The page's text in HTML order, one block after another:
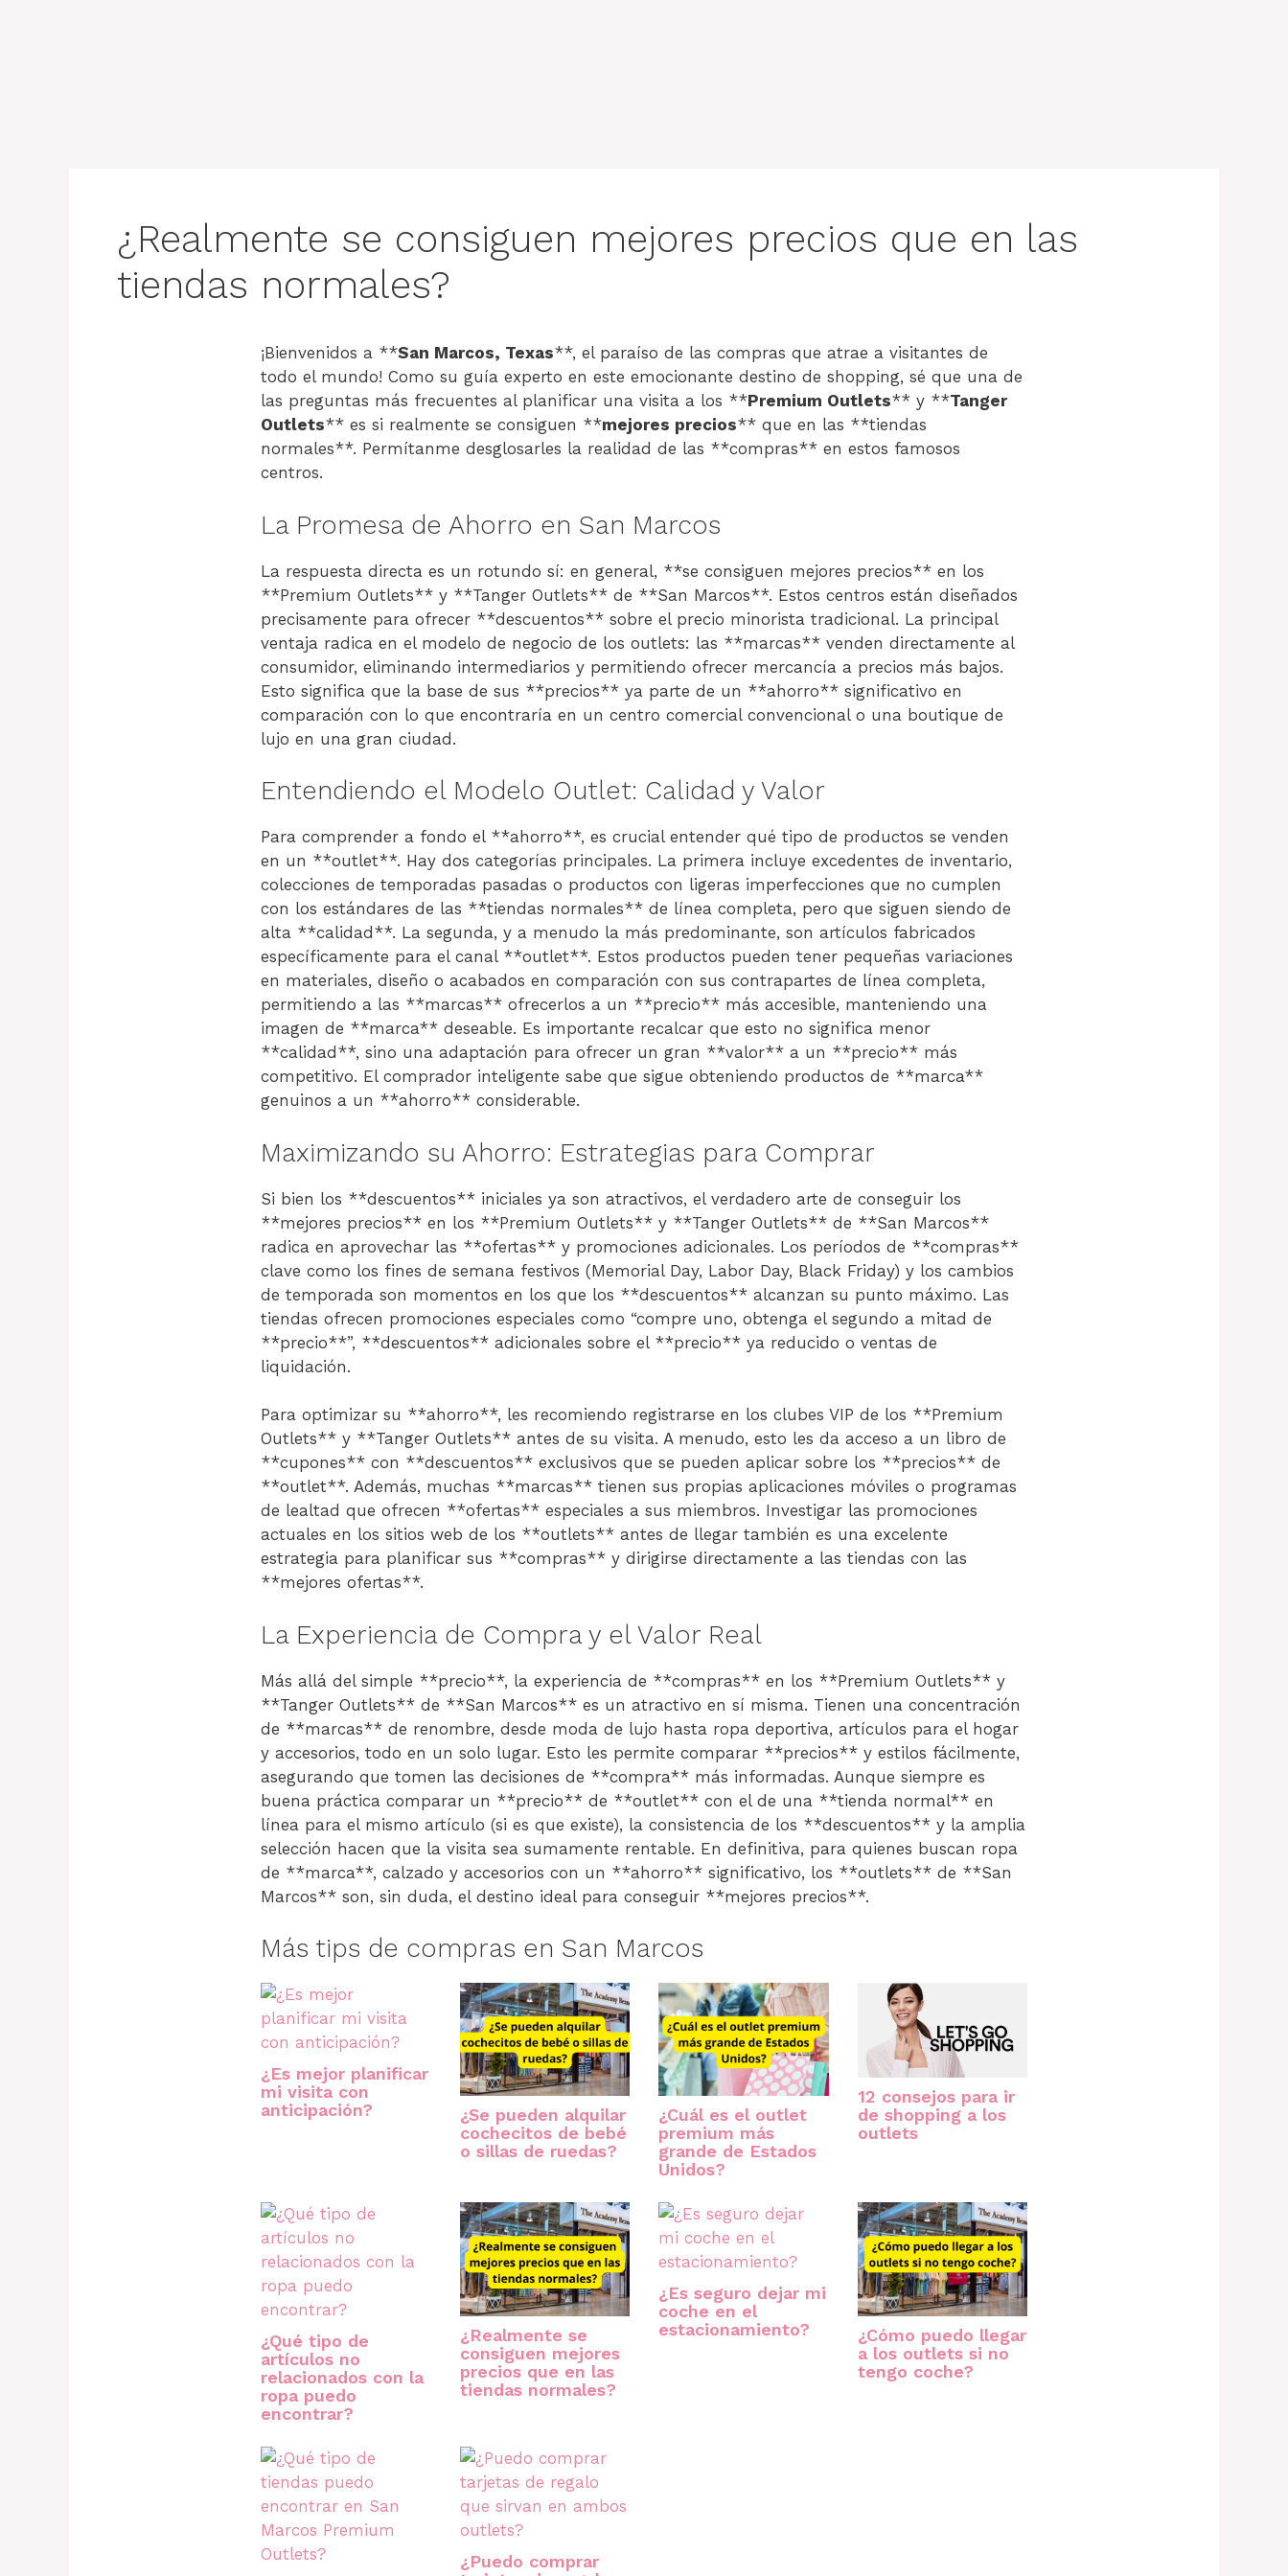
¿Realmente se consiguen mejores precios que en las
tiendas normales?
¡Bienvenidos a **San Marcos, Texas**, el paraíso de las compras que atrae a visitantes de
todo el mundo! Como su guía experto en este emocionante destino de shopping, sé que una de
las preguntas más frecuentes al planificar una visita a los **Premium Outlets** y **Tanger
Outlets** es si realmente se consiguen **mejores precios** que en las **tiendas
normales**. Permítanme desglosarles la realidad de las **compras** en estos famosos
centros.
La Promesa de Ahorro en San Marcos
La respuesta directa es un rotundo sí: en general, **se consiguen mejores precios** en los
**Premium Outlets** y **Tanger Outlets** de **San Marcos**. Estos centros están diseñados
precisamente para ofrecer **descuentos** sobre el precio minorista tradicional. La principal
ventaja radica en el modelo de negocio de los outlets: las **marcas** venden directamente al
consumidor, eliminando intermediarios y permitiendo ofrecer mercancía a precios más bajos.
Esto significa que la base de sus **precios** ya parte de un **ahorro** significativo en
comparación con lo que encontraría en un centro comercial convencional o una boutique de
lujo en una gran ciudad.
Entendiendo el Modelo Outlet: Calidad y Valor
Para comprender a fondo el **ahorro**, es crucial entender qué tipo de productos se venden
en un **outlet**. Hay dos categorías principales. La primera incluye excedentes de inventario,
colecciones de temporadas pasadas o productos con ligeras imperfecciones que no cumplen
con los estándares de las **tiendas normales** de línea completa, pero que siguen siendo de
alta **calidad**. La segunda, y a menudo la más predominante, son artículos fabricados
específicamente para el canal **outlet**. Estos productos pueden tener pequeñas variaciones
en materiales, diseño o acabados en comparación con sus contrapartes de línea completa,
permitiendo a las **marcas** ofrecerlos a un **precio** más accesible, manteniendo una
imagen de **marca** deseable. Es importante recalcar que esto no significa menor
**calidad**, sino una adaptación para ofrecer un gran **valor** a un **precio** más
competitivo. El comprador inteligente sabe que sigue obteniendo productos de **marca**
genuinos a un **ahorro** considerable.
Maximizando su Ahorro: Estrategias para Comprar
Si bien los **descuentos** iniciales ya son atractivos, el verdadero arte de conseguir los
**mejores precios** en los **Premium Outlets** y **Tanger Outlets** de **San Marcos**
radica en aprovechar las **ofertas** y promociones adicionales. Los períodos de **compras**
clave como los fines de semana festivos (Memorial Day, Labor Day, Black Friday) y los cambios
de temporada son momentos en los que los **descuentos** alcanzan su punto máximo. Las
tiendas ofrecen promociones especiales como “compre uno, obtenga el segundo a mitad de
**precio**”, **descuentos** adicionales sobre el **precio** ya reducido o ventas de
liquidación.
Para optimizar su **ahorro**, les recomiendo registrarse en los clubes VIP de los **Premium
Outlets** y **Tanger Outlets** antes de su visita. A menudo, esto les da acceso a un libro de
**cupones** con **descuentos** exclusivos que se pueden aplicar sobre los **precios** de
**outlet**. Además, muchas **marcas** tienen sus propias aplicaciones móviles o programas
de lealtad que ofrecen **ofertas** especiales a sus miembros. Investigar las promociones
actuales en los sitios web de los **outlets** antes de llegar también es una excelente
estrategia para planificar sus **compras** y dirigirse directamente a las tiendas con las
**mejores ofertas**.
La Experiencia de Compra y el Valor Real
Más allá del simple **precio**, la experiencia de **compras** en los **Premium Outlets** y
**Tanger Outlets** de **San Marcos** es un atractivo en sí misma. Tienen una concentración
de **marcas** de renombre, desde moda de lujo hasta ropa deportiva, artículos para el hogar
y accesorios, todo en un solo lugar. Esto les permite comparar **precios** y estilos fácilmente,
asegurando que tomen las decisiones de **compra** más informadas. Aunque siempre es
buena práctica comparar un **precio** de **outlet** con el de una **tienda normal** en
línea para el mismo artículo (si es que existe), la consistencia de los **descuentos** y la amplia
selección hacen que la visita sea sumamente rentable. En definitiva, para quienes buscan ropa
de **marca**, calzado y accesorios con un **ahorro** significativo, los **outlets** de **San
Marcos** son, sin duda, el destino ideal para conseguir **mejores precios**.
Más tips de compras en San Marcos
¿Es mejor planificar
mi visita con
anticipación?
¿Se pueden alquilar
cochecitos de bebé
o sillas de ruedas?
¿Cuál es el outlet
premium más
grande de Estados
Unidos?
12 consejos para ir
de shopping a los
outlets
¿Qué tipo de
artículos no
relacionados con la
ropa puedo
encontrar?
¿Realmente se
consiguen mejores
precios que en las
tiendas normales?
¿Es seguro dejar mi
coche en el
estacionamiento?
¿Cómo puedo llegar
a los outlets si no
tengo coche?
¿Puedo comprar